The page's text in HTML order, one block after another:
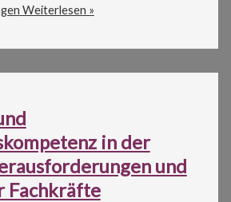
Weiterlesen »
in der
und
Fachkräfte